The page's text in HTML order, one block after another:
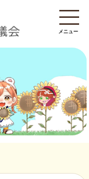
メニュー